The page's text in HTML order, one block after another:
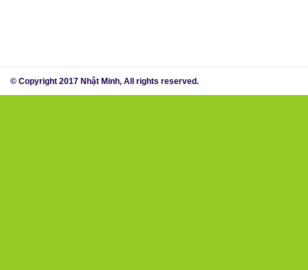
© Copyright 2017 Nhật Minh, All rights reserved.